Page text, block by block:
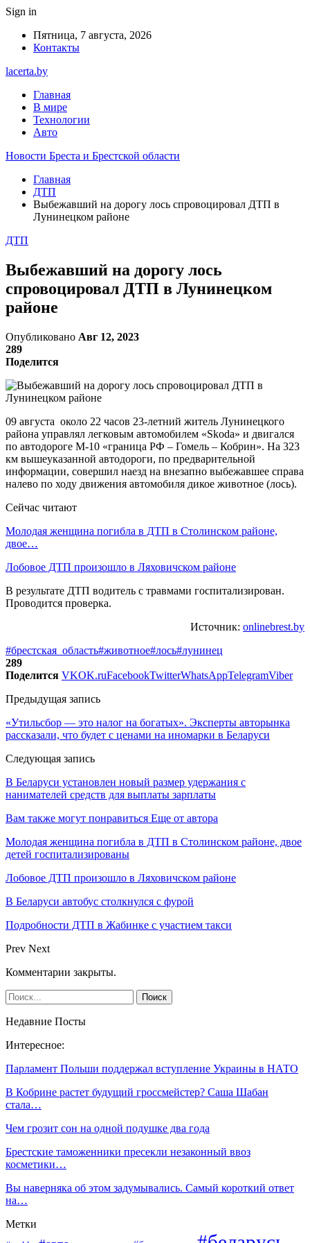
Sign in
Пятница, 7 августа, 2026
Контакты
lacerta.by
Главная
В мире
Технологии
Авто
Новости Бреста и Брестской области
Главная
ДТП
Выбежавший на дорогу лось спровоцировал ДТП в
Лунинецком районе
ДТП
Выбежавший на дорогу лось
спровоцировал ДТП в Лунинецком
районе
Опубликовано Авг 12, 2023
289
Поделится
09 августа около 22 часов 23-летний житель Лунинецкого
района управлял легковым автомобилем «Skoda» и двигался
по автодороге М-10 «граница РФ – Гомель – Кобрин». На 323
км вышеуказанной автодороги, по предварительной
информации, совершил наезд на внезапно выбежавшее справа
налево по ходу движения автомобиля дикое животное (лось).
Сейчас читают
Молодая женщина погибла в ДТП в Столинском районе,
двое…
Лобовое ДТП произошло в Ляховичском районе
В результате ДТП водитель с травмами госпитализирован.
Проводится проверка.
Источник: onlinebrest.by
#брестская_область#животное#лось#лунинец
289
Поделится VKOK.ruFacebookTwitterWhatsAppTelegramViber
Предыдущая запись
«Утильсбор — это налог на богатых». Эксперты авторынка
рассказали, что будет с ценами на иномарки в Беларуси
Следующая запись
В Беларуси установлен новый размер удержания с
нанимателей средств для выплаты зарплаты
Вам также могут понравиться Еще от автора
Молодая женщина погибла в ДТП в Столинском районе, двое
детей госпитализированы
Лобовое ДТП произошло в Ляховичском районе
В Беларуси автобус столкнулся с фурой
Подробности ДТП в Жабинке с участием такси
Prev Next
Комментарии закрыты.
Недавние Посты
Интересное:
Парламент Польши поддержал вступление Украины в НАТО
В Кобрине растет будущий гроссмейстер? Саша Шабан
стала…
Чем грозит сон на одной подушке два года
Брестские таможенники пресекли незаконный ввоз
косметики…
Вы наверняка об этом задумывались. Самый короткий ответ
на…
Метки